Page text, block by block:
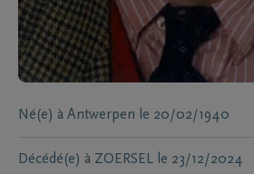
Né(e) à Antwerpen le 20/02/1940
Décédé(e) à ZOERSEL le 23/12/2024